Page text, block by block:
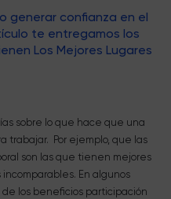
generar confianza en el
te entregamos los
Los Mejores Lugares
sobre lo que hace que una
trabajar. Por ejemplo, que las
son las que tienen mejores
En algunos
los beneficios participación